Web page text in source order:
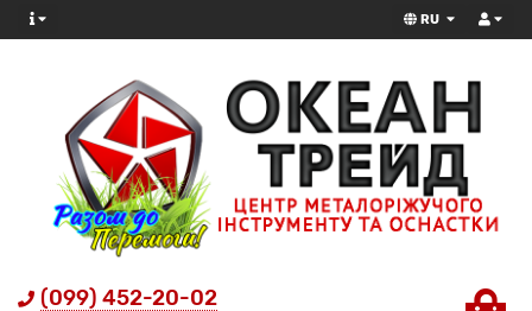
RU
(099) 452-20-02